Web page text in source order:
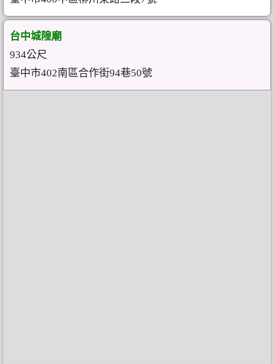
台中城隍廟
934公尺
臺中市402南區合作街94巷50號